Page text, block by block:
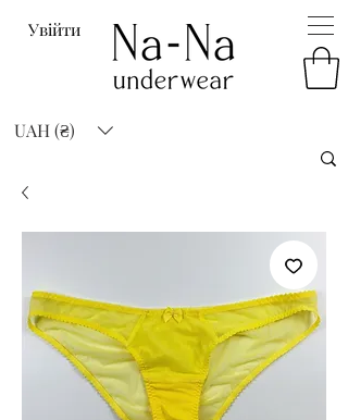
Увійти
UAH (₴)